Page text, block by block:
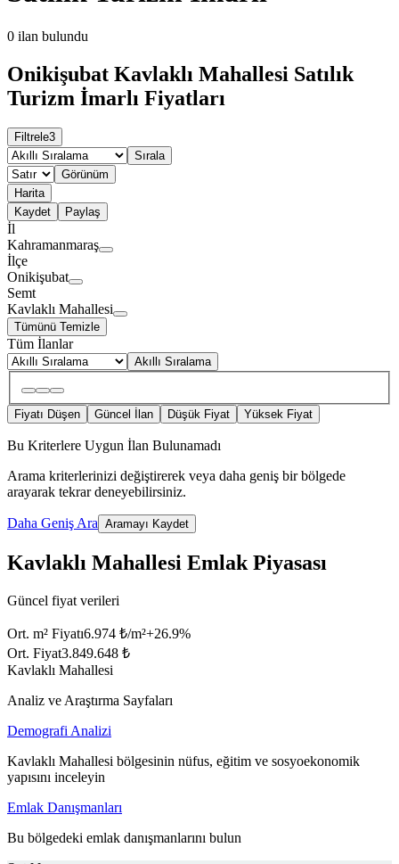
0 ilan bulundu
Onikişubat Kavlaklı Mahallesi Satılık
Turizm İmarlı Fiyatları
Filtrele3
Sırala
Görünüm
Harita
Kaydet
Paylaş
İl
Kahramanmaraş
İlçe
Onikişubat
Semt
Kavlaklı Mahallesi
Tümünü Temizle
Tüm İlanlar
Akıllı Sıralama
Fiyatı Düşen Güncel İlan Düşük Fiyat Yüksek Fiyat
Bu Kriterlere Uygun İlan Bulunamadı
Arama kriterlerinizi değiştirerek veya daha geniş bir bölgede
arayarak tekrar deneyebilirsiniz.
Daha Geniş Ara Aramayı Kaydet
Kavlaklı Mahallesi Emlak Piyasası
Güncel fiyat verileri
Ort. m² Fiyatı6.974 ₺/m²+26.9%
Ort. Fiyat3.849.648 ₺
Kavlaklı Mahallesi
Analiz ve Araştırma Sayfaları
Demografi Analizi
Kavlaklı Mahallesi bölgesinin nüfus, eğitim ve sosyoekonomik
yapısını inceleyin
Emlak Danışmanları
Bu bölgedeki emlak danışmanlarını bulun